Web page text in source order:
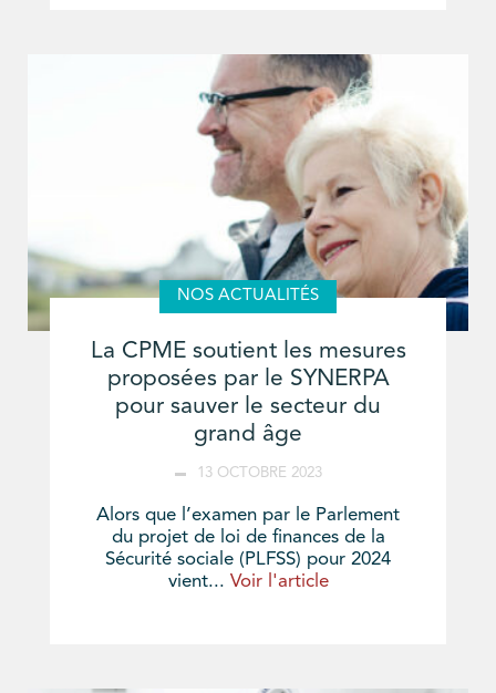
NOS ACTUALITÉS
La CPME soutient les mesures
proposées par le SYNERPA
pour sauver le secteur du
grand âge
13 OCTOBRE 2023
Alors que l’examen par le Parlement
du projet de loi de finances de la
Sécurité sociale (PLFSS) pour 2024
vient... Voir l'article